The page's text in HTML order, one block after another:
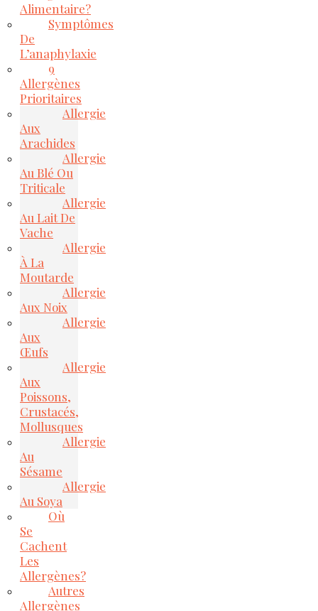
Alimentaire?
Symptômes
De
L’anaphylaxie
9
Allergènes
Prioritaires
Allergie
Aux
Arachides
Allergie
Au Blé Ou
Triticale
Allergie
Au Lait De
Vache
Allergie
À La
Moutarde
Allergie
Aux Noix
Allergie
Aux
Œufs
Allergie
Aux
Poissons,
Crustacés,
Mollusques
Allergie
Au
Sésame
Allergie
Au Soya
Où
Se
Cachent
Les
Allergènes?
Autres
Allergènes